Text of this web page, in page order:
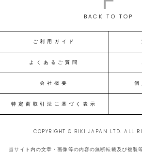
BACK TO TOP
ご利用ガイド
よくあるご質問
会社概要
特定商取引法に基づく表示
COPYRIGHT © BIKI JAPAN LTD. ALL
当サイト内の文章・画像等の内容の無断転載及び複製